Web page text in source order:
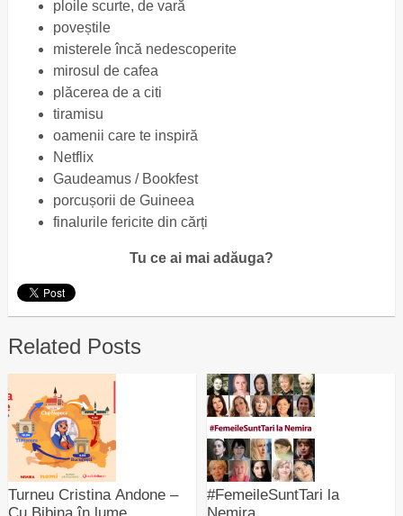
ploile scurte, de vară
poveștile
misterele încă nedescoperite
mirosul de cafea
plăcerea de a citi
tiramisu
oamenii care te inspiră
Netflix
Gaudeamus / Bookfest
porcușorii de Guineea
finalurile fericite din cărți
Tu ce ai mai adăuga?
Related Posts
Turneu Cristina Andone –
#FemeileSuntTari la